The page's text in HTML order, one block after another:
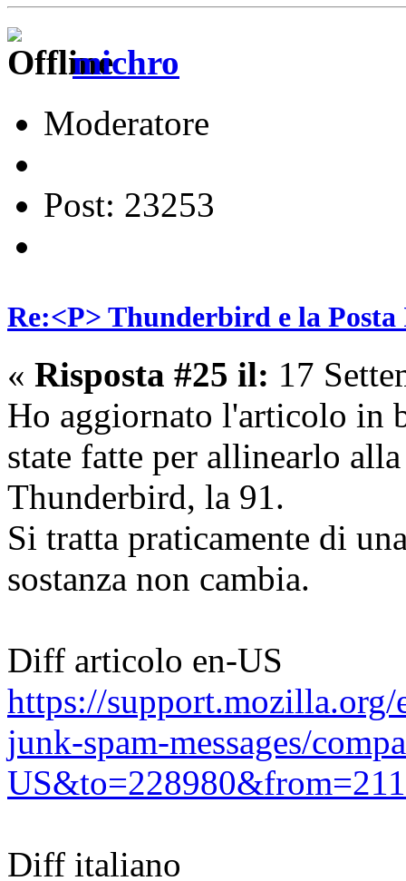
michro
Moderatore
Post: 23253
Re:<P> Thunderbird e la
« Risposta #25 il: 17
Ho aggiornato l'articolo in
state fatte per allinearlo
Thunderbird, la 91.
Si tratta praticamente di
sostanza non cambia.
Diff articolo en-US
https://
junk-spam-messages/
Diff italiano